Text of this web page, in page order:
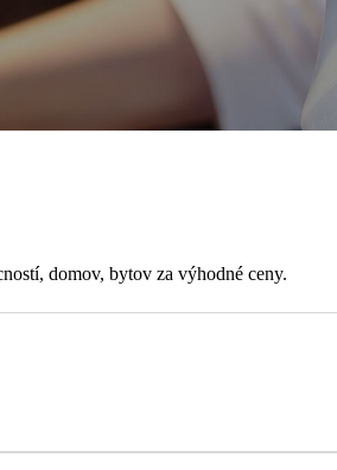
domov, bytov za výhodné ceny.